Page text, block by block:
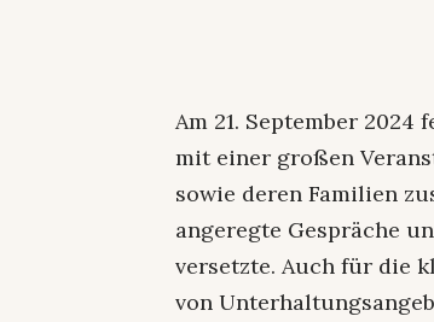
Am 21. September 2024
mit einer großen
sowie deren Familien
angeregte Gespräche
versetzte. Auch für die
von